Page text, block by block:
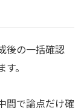
後の一括確認
。
間で論点だけ確